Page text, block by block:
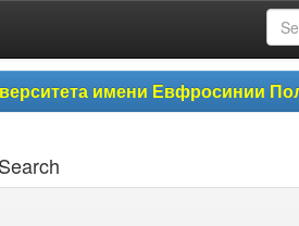
имени Евфросинии
Search